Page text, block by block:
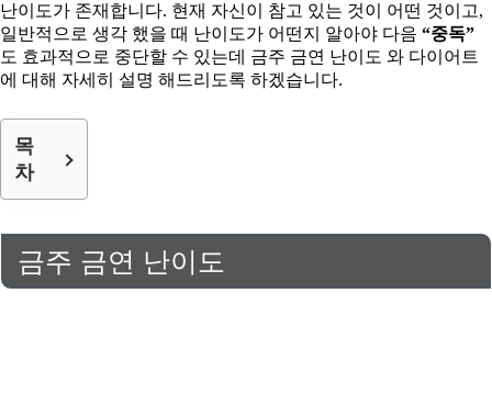
난이도가 존재합니다. 현재 자신이 참고 있는 것이 어떤 것이고,
일반적으로 생각 했을 때 난이도가 어떤지 알아야 다음 “중독”
도 효과적으로 중단할 수 있는데 금주 금연 난이도 와 다이어트
에 대해 자세히 설명 해드리도록 하겠습니다.
목
차
금주 금연 난이도